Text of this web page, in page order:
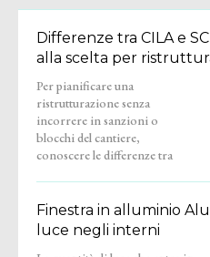
Differenze tra CILA e
alla scelta per
Per pianificare una
ristrutturazione senza
incorrere in sanzioni o
blocchi del cantiere,
conoscere le differenze tra
CILA e SCIA è il primo passo
operativo. La CILA gestisce la
manutenzione straordinaria
senza impatto statico; la SCIA,
Finestra in alluminio
luce negli interni